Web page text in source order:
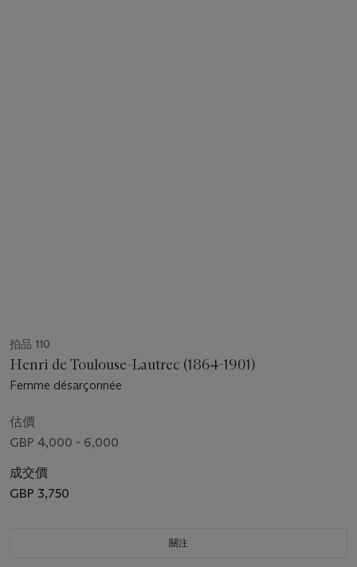
拍品 110
Henri de Toulouse-Lautrec (1864-1901)
Femme désarçonnée
估價
GBP 4,000 - 6,000
成交價
GBP 3,750
關注